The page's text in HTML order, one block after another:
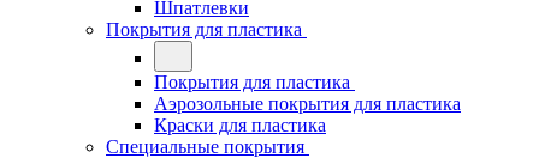
Шпатлевки
Покрытия для пластика
Покрытия для пластика
Аэрозольные покрытия для пластика
Краски для пластика
Специальные покрытия